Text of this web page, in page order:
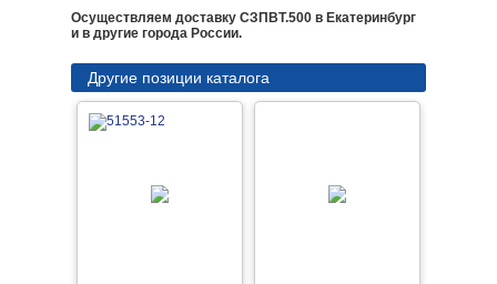
Осуществляем доставку СЗПВТ.500 в Екатеринбург
и в другие города России.
Другие позиции каталога